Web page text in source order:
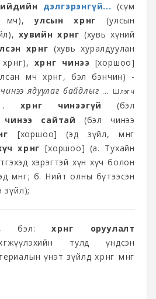
дэлгэрэнгүй... (сүм
улсын хөрөнгө
(улсын
хувийн хөрөнгө (хувь хүний
хөрөнгө (хувь хуралдуулан
хөрөнгө чинээ [хоршоо]
өмч хөрөнгө, бэл бэнчин) -
чинээ ядуулаг байдлыг …
Шүлэгч
хөрөнгө чинээгүй
(бэл
чинээ сайтай
(бэл чинээ
[хоршоо] (эд зүйл, мөнгө
хөрөнгө [хоршоо] (а. Тухайн
хэрэгтэй хүн хүч болон
мөнгө; б. Нийт олны бүтээсэн
бэл:хөрөнгө оруулалт
тулд үндсэн
үнэт зүйлд хөрөнгө мөнгө